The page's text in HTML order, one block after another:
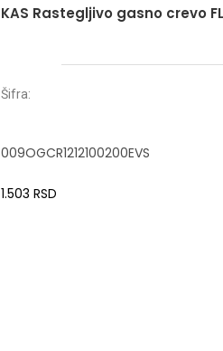
KAS Rastegljivo gasno crevo
Šifra:
009OGCR1212100200EVS
1.503 RSD